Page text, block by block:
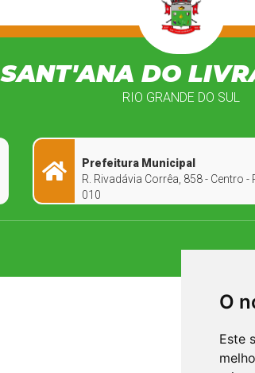
O
Este
SANT'ANA DO
RIO GRANDE DO SUL
Prefeitura Municipal
R. Rivadávia Corrêa, 858 - Centro -
010